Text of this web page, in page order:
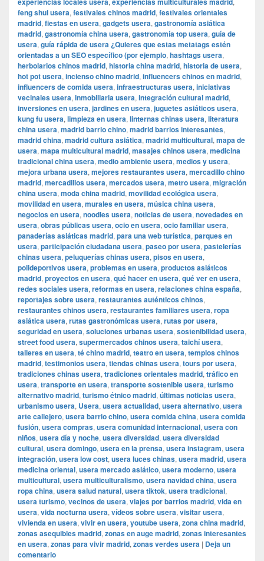
feng shui usera, festivales chinos madrid, festivales orientales
madrid, fiestas en usera, gadgets usera, gastronomía asiática
madrid, gastronomía china usera, gastronomía top usera, guía de
usera, guía rápida de usera ¿Quieres que estas metatags estén
orientadas a un SEO específico (por ejemplo, hashtags usera,
herbolarios chinos madrid, historia china madrid, historia de usera,
hot pot usera, incienso chino madrid, influencers chinos en madrid,
influencers de comida usera, infraestructuras usera, iniciativas
vecinales usera, inmobiliaria usera, integración cultural madrid,
inversiones en usera, jardines en usera, juguetes asiáticos usera,
kung fu usera, limpieza en usera, linternas chinas usera, literatura
china usera, madrid barrio chino, madrid barrios interesantes,
madrid china, madrid cultura asiática, madrid multicultural, mapa de
usera, mapa multicultural madrid, masajes chinos usera, medicina
tradicional china usera, medio ambiente usera, medios y usera,
mejora urbana usera, mejores restaurantes usera, mercadillo chino
madrid, mercadillos usera, mercados usera, metro usera, migración
china usera, moda china madrid, movilidad ecológica usera,
movilidad en usera, murales en usera, música china usera,
negocios en usera, noodles usera, noticias de usera, novedades en
usera, obras públicas usera, ocio en usera, ocio familiar usera,
panaderías asiáticas madrid, para una web turística, parques en
usera, participación ciudadana usera, paseo por usera, pastelerías
chinas usera, peluquerías chinas usera, pisos en usera,
polideportivos usera, problemas en usera, productos asiáticos
madrid, proyectos en usera, qué hacer en usera, qué ver en usera,
redes sociales usera, reformas en usera, relaciones china españa,
reportajes sobre usera, restaurantes auténticos chinos,
restaurantes chinos usera, restaurantes familiares usera, ropa
asiática usera, rutas gastronómicas usera, rutas por usera,
seguridad en usera, soluciones urbanas usera, sostenibilidad usera,
street food usera, supermercados chinos usera, taichí usera,
talleres en usera, té chino madrid, teatro en usera, templos chinos
madrid, testimonios usera, tiendas chinas usera, tours por usera,
tradiciones chinas usera, tradiciones orientales madrid, tráfico en
usera, transporte en usera, transporte sostenible usera, turismo
alternativo madrid, turismo étnico madrid, últimas noticias usera,
urbanismo usera, Usera, usera actualidad, usera alternativo, usera
arte callejero, usera barrio chino, usera comida china, usera comida
fusión, usera compras, usera comunidad internacional, usera con
niños, usera día y noche, usera diversidad, usera diversidad
cultural, usera domingo, usera en la prensa, usera instagram, usera
integración, usera low cost, usera luces chinas, usera madrid, usera
medicina oriental, usera mercado asiático, usera moderno, usera
multicultural, usera multiculturalismo, usera navidad china, usera
ropa china, usera salud natural, usera tiktok, usera tradicional,
usera turismo, vecinos de usera, viajes por barrios madrid, vida en
usera, vida nocturna usera, vídeos sobre usera, visitar usera,
vivienda en usera, vivir en usera, youtube usera, zona china madrid,
zonas asequibles madrid, zonas en auge madrid, zonas interesantes
en usera, zonas para vivir madrid, zonas verdes usera | Deja un
comentario